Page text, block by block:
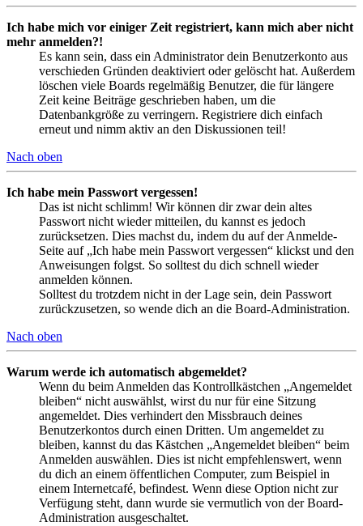
Ich habe mich vor einiger Zeit registriert, kann mich aber nicht
mehr anmelden?!
Es kann sein, dass ein Administrator dein Benutzerkonto aus
verschieden Gründen deaktiviert oder gelöscht hat. Außerdem
löschen viele Boards regelmäßig Benutzer, die für längere
Zeit keine Beiträge geschrieben haben, um die
Datenbankgröße zu verringern. Registriere dich einfach
erneut und nimm aktiv an den Diskussionen teil!
Nach oben
Ich habe mein Passwort vergessen!
Das ist nicht schlimm! Wir können dir zwar dein altes
Passwort nicht wieder mitteilen, du kannst es jedoch
zurücksetzen. Dies machst du, indem du auf der Anmelde-
Seite auf „Ich habe mein Passwort vergessen“ klickst und den
Anweisungen folgst. So solltest du dich schnell wieder
anmelden können.
Solltest du trotzdem nicht in der Lage sein, dein Passwort
zurückzusetzen, so wende dich an die Board-Administration.
Nach oben
Warum werde ich automatisch abgemeldet?
Wenn du beim Anmelden das Kontrollkästchen „Angemeldet
bleiben“ nicht auswählst, wirst du nur für eine Sitzung
angemeldet. Dies verhindert den Missbrauch deines
Benutzerkontos durch einen Dritten. Um angemeldet zu
bleiben, kannst du das Kästchen „Angemeldet bleiben“ beim
Anmelden auswählen. Dies ist nicht empfehlenswert, wenn
du dich an einem öffentlichen Computer, zum Beispiel in
einem Internetcafé, befindest. Wenn diese Option nicht zur
Verfügung steht, dann wurde sie vermutlich von der Board-
Administration ausgeschaltet.